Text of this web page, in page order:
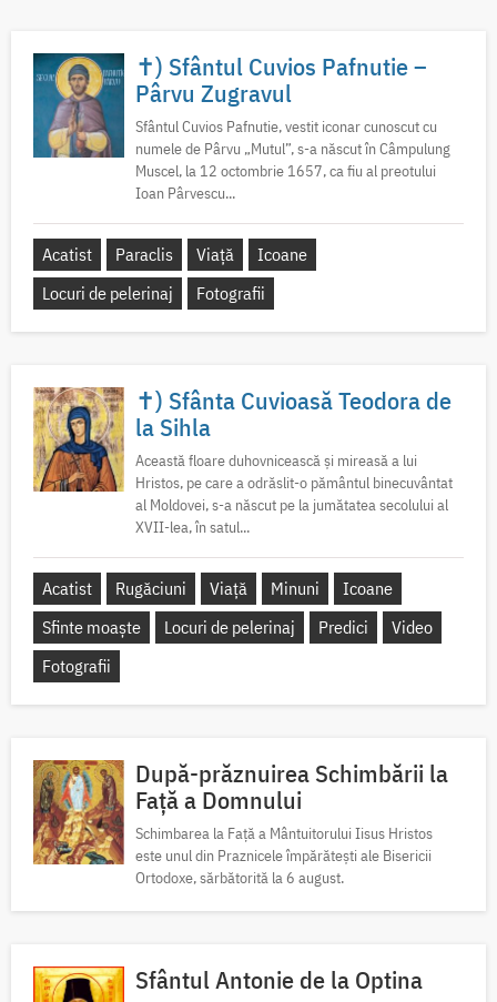
✝) Sfântul Cuvios Pafnutie –
Pârvu Zugravul
Sfântul Cuvios Pafnutie, vestit iconar cunoscut cu
numele de Pârvu „Mutul”, s-a născut în Câmpulung
Muscel, la 12 octombrie 1657, ca fiu al preotului
Ioan Pârvescu...
Acatist Paraclis Viață
Icoane
Locuri de pelerinaj
Fotografii
✝) Sfânta Cuvioasă Teodora de
la Sihla
Această floare duhovnicească și mireasă a lui
Hristos, pe care a odrăslit-o pământul binecuvântat
al Moldovei, s-a născut pe la jumătatea secolului al
XVII-lea, în satul...
Acatist Rugăciuni Viață Minuni
Icoane
Sfinte moaște
Locuri de pelerinaj Predici
Video
Fotografii
După-prăznuirea Schimbării la
Față a Domnului
Schimbarea la Față a Mântuitorului Iisus Hristos
este unul din Praznicele împărătești ale Bisericii
Ortodoxe, sărbătorită la 6 august.
Sfântul Antonie de la Optina